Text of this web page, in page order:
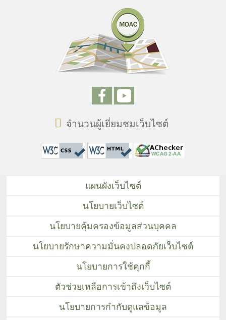
จำนวนผู้เยี่ยมชมเว็บไซต์
แผนผังเว็บไซต์
นโยบายเว็บไซต์
นโยบายคุ้มครองข้อมูลส่วนบุคคล
นโยบายรักษาความมั่นคงปลอดภัยเว็บไซต์
นโยบายการใช้คุกกี้
ตัวช่วยเหลือการเข้าถึงเว็บไซต์
นโยบายการกำกับดูแลข้อมูล